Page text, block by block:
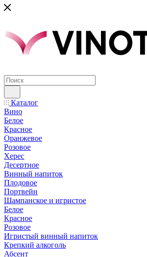
Каталог
Вино
Белое
Красное
Оранжевое
Розовое
Херес
Десертное
Винный напиток
Плодовое
Портвейн
Шампанское и игристое
Белое
Красное
Розовое
Игристый винный напиток
Крепкий алкоголь
Абсент